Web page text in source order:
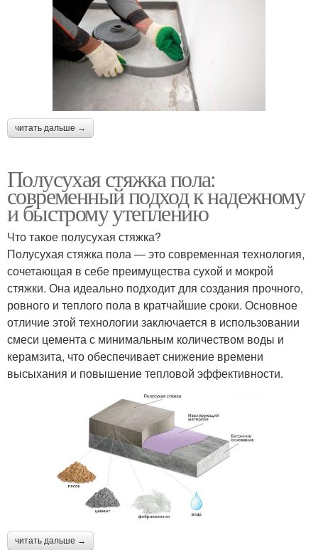
читать дальше →
Полусухая стяжка пола:
современный подход к надежному
и быстрому утеплению
Что такое полусухая стяжка?
Полусухая стяжка пола — это современная технология,
сочетающая в себе преимущества сухой и мокрой
стяжки. Она идеально подходит для создания прочного,
ровного и теплого пола в кратчайшие сроки. Основное
отличие этой технологии заключается в использовании
смеси цемента с минимальным количеством воды и
керамзита, что обеспечивает снижение времени
высыхания и повышение тепловой эффективности.
читать дальше →